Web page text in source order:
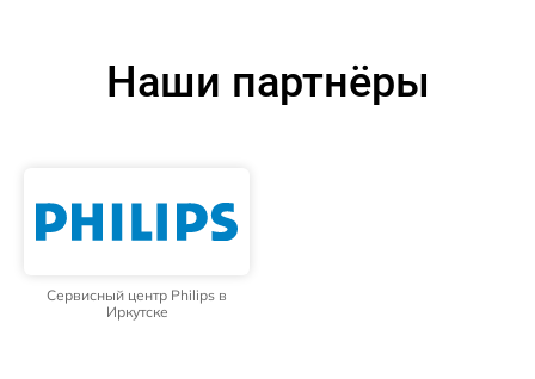
Наши партнёры
Сервисный центр Philips в
Иркутске